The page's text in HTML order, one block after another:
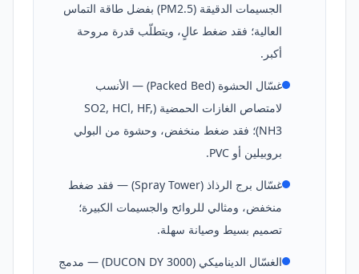
الجسيمات الدقيقة (PM2.5) بفضل طاقة التماس
العالية؛ فقد ضغط عالٍ، ويتطلّب قدرة مروحة
أكبر.
غسّال الحشوة (Packed Bed) — الأنسب
لامتصاص الغازات الحمضية (SO2, HCl, HF,
NH3)؛ فقد ضغط منخفض، وحشوة من البولي
بروبيلين أو PVC.
غسّال برج الرذاذ (Spray Tower) — فقد ضغط
منخفض، ومثالي للروائح والجسيمات الكبيرة؛
تصميم بسيط وصيانة سهلة.
الغسّال الديناميكي (DUCON DY 3000) — مدمج